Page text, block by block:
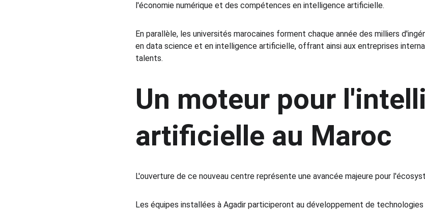
l'économie numérique et des compétences en intelligence artificielle.
En parallèle, les universités marocaines forment chaque année des milliers
en data science et en intelligence artificielle, offrant ainsi aux entreprises
talents.
Un moteur pour
artificielle au Maroc
L'ouverture de ce nouveau centre représente une avancée majeure pour
Les équipes installées à Agadir participeront au développement de